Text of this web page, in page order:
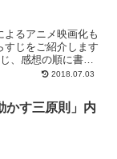
るアニメ映画化も
すじをご紹介します
、感想の順に書い
ジーの傑作...2018.07.03
かす三原則」内